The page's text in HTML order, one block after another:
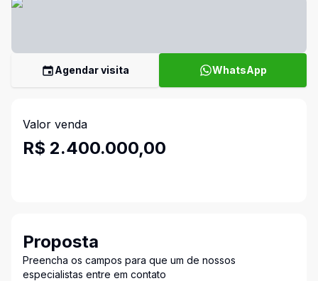
Agendar visita WhatsApp
Valor venda
R$ 2.400.000,00
Proposta
Preencha os campos para que um de nossos
especialistas entre em contato